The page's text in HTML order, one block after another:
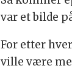
var et bilde
For etter
ville være